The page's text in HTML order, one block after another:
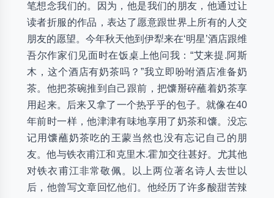
笔想念我们的。因为，他是我们的朋友，他通过让
读者折服的作品，表达了愿意跟世界上所有的人交
朋友的愿望。今年秋天他到伊犁来在‘明星’酒店跟维
吾尔作家们见面时在饭桌上他问我：“艾来提.阿斯
木，这个酒店有奶茶吗？”我立即吩咐酒店准备奶
茶。他把茶碗推到自己跟前，把馕掰碎蘸着奶茶享
用起来。后来又拿了一个热乎乎的包子。就像在40
年前时一样，他津津有味地享用了奶茶和馕。没忘
记用馕蘸奶茶吃的王蒙当然也没有忘记自己的朋
友。他与铁衣甫江和克里木.霍加交往甚好。尤其他
对铁衣甫江非常敬佩。以上两位著名诗人去世以
后，他曾写文章回忆他们。他经历了许多酸甜苦辣